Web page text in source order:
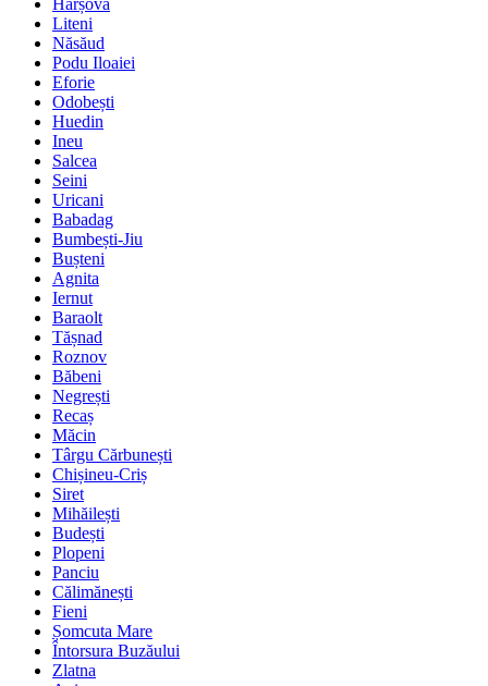
Hârșova
Liteni
Năsăud
Podu Iloaiei
Eforie
Odobești
Huedin
Ineu
Salcea
Seini
Uricani
Babadag
Bumbești-Jiu
Bușteni
Agnita
Iernut
Baraolt
Tășnad
Roznov
Băbeni
Negrești
Recaș
Măcin
Târgu Cărbunești
Chișineu-Criș
Siret
Mihăilești
Budești
Plopeni
Panciu
Călimănești
Fieni
Șomcuta Mare
Întorsura Buzăului
Zlatna